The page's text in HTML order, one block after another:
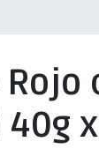
40g